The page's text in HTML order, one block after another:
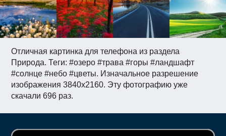
Отличная картинка для телефона из раздела
Природа. Теги: #озеро #трава #горы #ландшафт
#солнце #небо #цветы. Изначальное разрешение
изображения 3840x2160. Эту фотографию уже
скачали 696 раз.